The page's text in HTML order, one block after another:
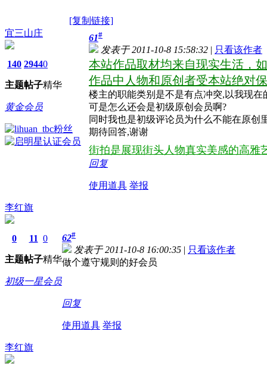
[复制链接]
宜三山庄
140
主题
2944
帖子
0
精华
黄金会员
61#
发表于 2011-10-8 15:58:32 | 只看该作者
本站作品取材均来自现实生活，
作品中人物和原创者受本站绝对
楼主的职能类别是不是有点冲突,以我现在
可是怎么还会是初级原创会员啊?
同时我也是初级评论员为什么不能在原创
期待回答,谢谢
街拍是展现街头人物真实美感的高雅
回复
使用道具 举报
李红旗
0
主题
11
帖子
0
精华
初级一星会员
62#
发表于 2011-10-8 16:00:35 | 只看该作者
做个遵守规则的好会员
回复
使用道具 举报
李红旗